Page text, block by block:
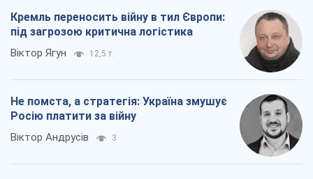
Кремль переносить війну в тил Європи:
під загрозою критична логістика
Віктор Ягун 12,5 т.
Не помста, а стратегія: Україна змушує
Росію платити за війну
Віктор Андрусів 3